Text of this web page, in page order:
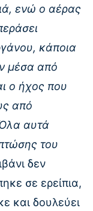
ενώ ο αέρας
κάποια
μέσα από
ο ήχος που
από
αυτά
του
δεν
σε ερείπια,
και δουλεύει